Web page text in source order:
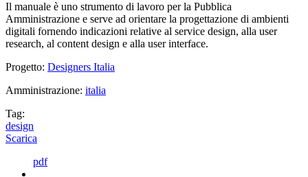
Il manuale è uno strumento di lavoro per la Pubblica
Amministrazione e serve ad orientare la progettazione di ambienti
digitali fornendo indicazioni relative al service design, alla user
research, al content design e alla user interface.
Progetto: Designers Italia
Amministrazione: italia
Tag:
design
Scarica
pdf